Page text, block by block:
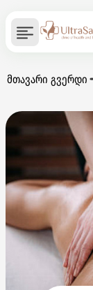
მთავარი გვერდი